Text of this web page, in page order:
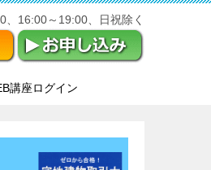
16:00～19:00、日祝除く
講座ログイン